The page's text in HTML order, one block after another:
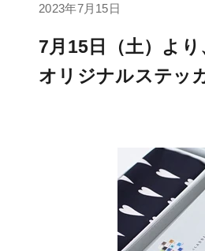
2023年7月15日
7月15日（土）よ
オリジナルステッ